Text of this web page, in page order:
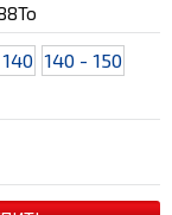
140 - 150